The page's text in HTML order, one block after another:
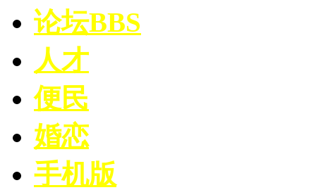
论坛BBS
人才
便民
婚恋
手机版